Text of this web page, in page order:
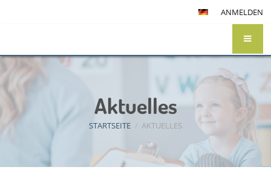
ANMELDEN
Aktuelles
STARTSEITE / AKTUELLES